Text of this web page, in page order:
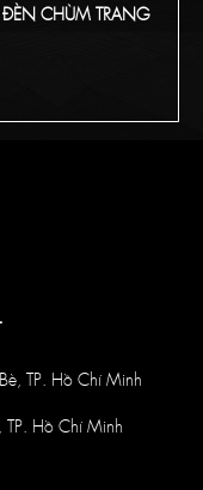
CHÙM TRANG
TP. Hồ Chí Minh
Hồ Chí Minh